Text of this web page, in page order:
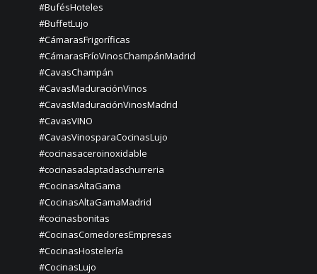
#BufésHoteles
#BuffetLujo
#CámarasFrigoríficas
#CámarasFríoVinosChampánMadrid
#CavasChampán
#CavasMaduraciónVinos
#CavasMaduraciónVinosMadrid
#CavasVINO
#CavasVinosparaCocinasLujo
#cocinasaceroinoxidable
#cocinasadaptadaschurreria
#CocinasAltaGama
#CocinasAltaGamaMadrid
#cocinasbonitas
#CocinasComedoresEmpresas
#CocinasHostelería
#CocinasLujo